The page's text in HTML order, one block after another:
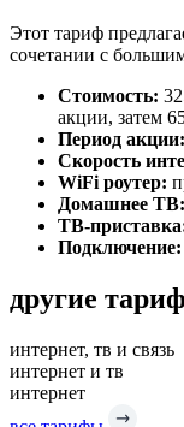
Этот тариф
сочетании с
Стоимость:
акции, затем
Период акции:
Скорость
WiFi роутер:
Домашнее ТВ:
ТВ-
Подключение:
другие
интернет, тв и связь
интернет и тв
интернет